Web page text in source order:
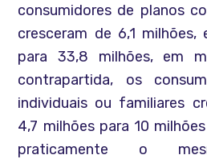
consumidores de planos
cresceram de 6,1
para 33,8 milhões, em
contrapartida, os
individuais ou familiares
4,7 milhões para 10
praticamente o